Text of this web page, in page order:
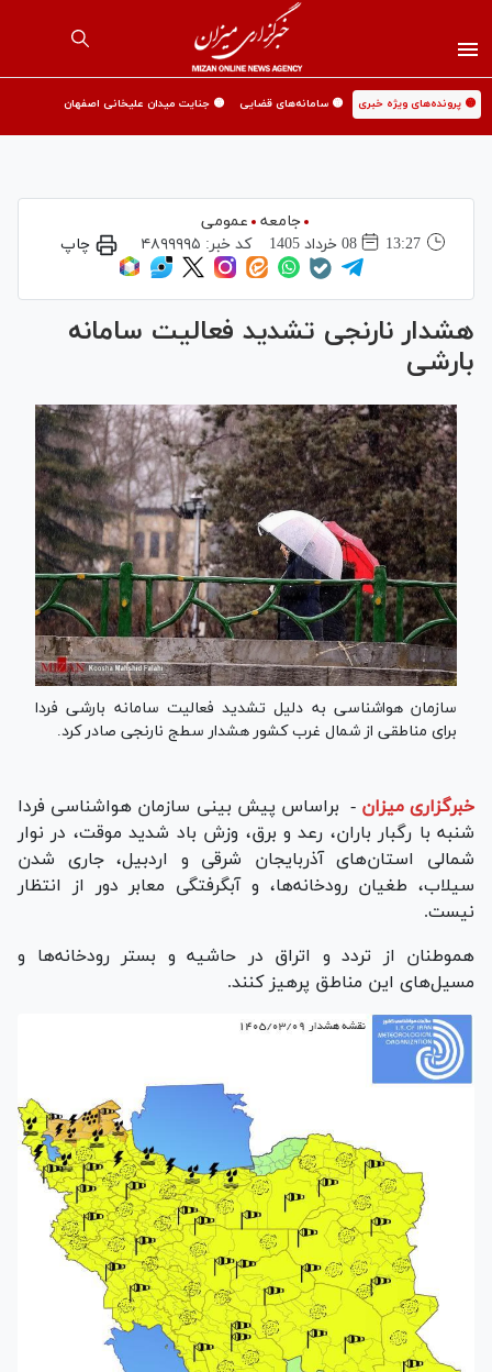
🟡 پرونده‌های ویژه خبری 🟡 سامانه‌های قضایی 🟡 جنایت میدان علیخانی اصفهان
جامعه
عمومی
13:27
08 خرداد 1405 کد خبر: ۴۸۹۹۹۹۵ چاپ
هشدار نارنجی تشدید فعالیت سامانه
بارشی
سازمان هواشناسی به دلیل تشدید فعالیت سامانه بارشی فردا
برای مناطقی از شمال غرب کشور هشدار سطج نارنجی صادر کرد.
خبرگزاری میزان - براساس پیش بینی سازمان هواشناسی فردا
شنبه با رگبار باران، رعد و برق، وزش باد شدید موقت، در نوار
شمالی استان‌های آذربایجان شرقی و اردبیل، جاری شدن
سیلاب، طغیان رودخانه‌ها، و آبگرفتگی معابر دور از انتظار
نیست.
هموطنان از تردد و اتراق در حاشیه و بستر رودخانه‌ها و
مسیل‌های این مناطق پرهیز کنند.